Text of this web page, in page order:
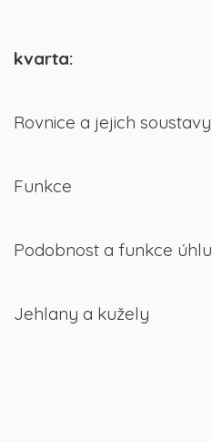
kvarta:
Rovnice a jejich soustavy
Funkce
Podobnost a funkce úhlu
Jehlany a kužely